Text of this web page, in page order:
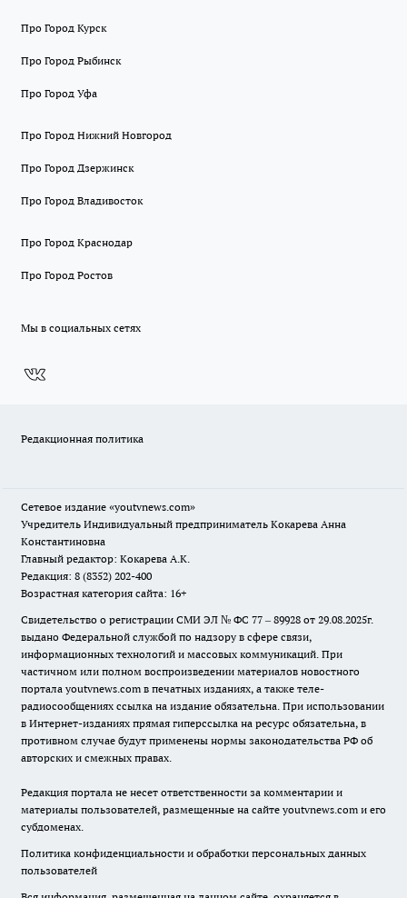
Про Город Курск
Про Город Рыбинск
Про Город Уфа
Про Город Нижний Новгород
Про Город Дзержинск
Про Город Владивосток
Про Город Краснодар
Про Город Ростов
Мы в социальных сетях
Редакционная политика
Сетевое издание «youtvnews.com»
Учредитель Индивидуальный предприниматель Кокарева Анна
Константиновна
Главный редактор: Кокарева А.К.
Редакция: 8 (8352) 202-400
Возрастная категория сайта: 16+
Свидетельство о регистрации СМИ ЭЛ № ФС 77 – 89928 от 29.08.2025г.
выдано Федеральной службой по надзору в сфере связи,
информационных технологий и массовых коммуникаций. При
частичном или полном воспроизведении материалов новостного
портала youtvnews.com в печатных изданиях, а также теле-
радиосообщениях ссылка на издание обязательна. При использовании
в Интернет-изданиях прямая гиперссылка на ресурс обязательна, в
противном случае будут применены нормы законодательства РФ об
авторских и смежных правах.
Редакция портала не несет ответственности за комментарии и
материалы пользователей, размещенные на сайте youtvnews.com и его
субдоменах.
Политика конфиденциальности и обработки персональных данных
пользователей